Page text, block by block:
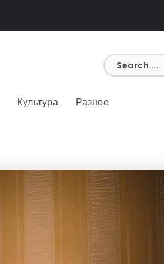
Культура Разное